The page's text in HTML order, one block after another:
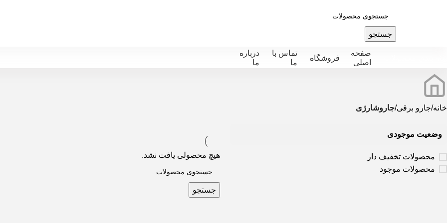
جستجو
صفحه
اصلی
فروشگاه
تماس با
ما
درباره
ما
خانه جارو برقی جاروشارژی
وضعیت موجودی
محصولات تخفیف دار
محصولات موجود
هیچ محصولی یافت نشد.
جستجو